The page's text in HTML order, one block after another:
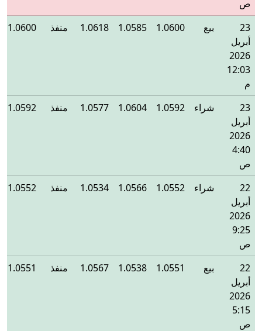
ص
23
أبريل
2026
12:03
م
بيع 1.0600
1.0585
1.0618 منفذ 1.0600
23
أبريل
2026
4:40
ص
شراء 1.0592
1.0604
1.0577 منفذ 1.0592
22
أبريل
2026
9:25
ص
شراء 1.0552
1.0566
1.0534 منفذ 1.0552
22
أبريل
2026
5:15
ص
بيع 1.0551
1.0538
1.0567 منفذ 1.0551